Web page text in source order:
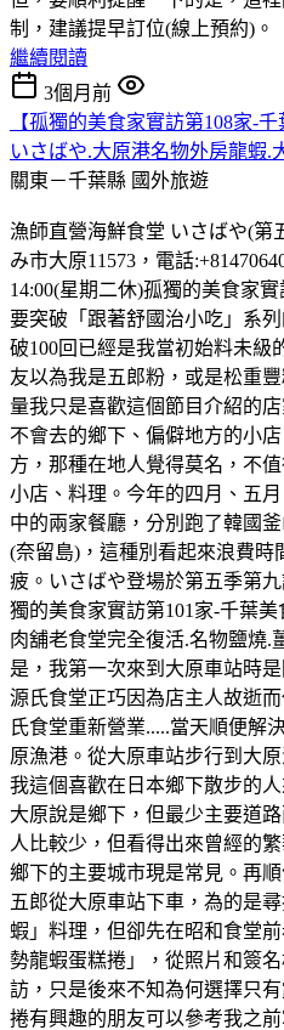
制，建議提早訂位(線上預約)。
繼續閱讀
3個月前
【孤獨的美食家實訪第108家-
いさばや.大原港名物外房龍蝦.
關東－千葉縣 國外旅遊
漁師直營海鮮食堂 いさばや(第
み市大原11573，電話
14:00(星期二休)孤獨的美食家
要突破「跟著舒國治小吃」系
破100回已經是我當初始料未級
友以為我是五郎粉，或是松重
量我只是喜歡這個節目介紹的
不會去的鄉下、偏僻地方的小
方，那種在地人覺得莫名，不
小店、料理。今年的四月、五
中的兩家餐廳，分別跑了韓國
(奈留島)，這種別看起來浪費時
疲。いさばや登場於第五季第
獨的美食家實訪第101家-千葉
肉舖老食堂完全復活.名物鹽燒.
是，我第一次來到大原車站時
源氏食堂正巧因為店主人故逝
氏食堂重新營業.....當天順便解
原漁港。從大原車站步行到大
我這個喜歡在日本鄉下散步的
大原說是鄉下，但最少主要道
人比較少，但看得出來曾經的
鄉下的主要城市現是常見。再
五郎從大原車站下車，為的是
蝦」料理，但卻先在昭和食堂
勢龍蝦蛋糕捲」，從照片和簽
訪，只是後來不知為何選擇只
捲有興趣的朋友可以參考我之